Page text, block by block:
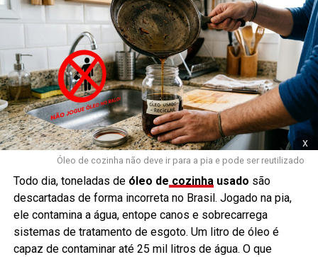
x
Óleo de cozinha não deve ir para a pia e pode ser reutilizado
Todo dia, toneladas de óleo de cozinhausado são
descartadas de forma incorreta no Brasil. Jogado na pia,
ele contamina a água, entope canos e sobrecarrega
sistemas de tratamento de esgoto. Um litro de óleo é
capaz de contaminar até 25 mil litros de água. O que